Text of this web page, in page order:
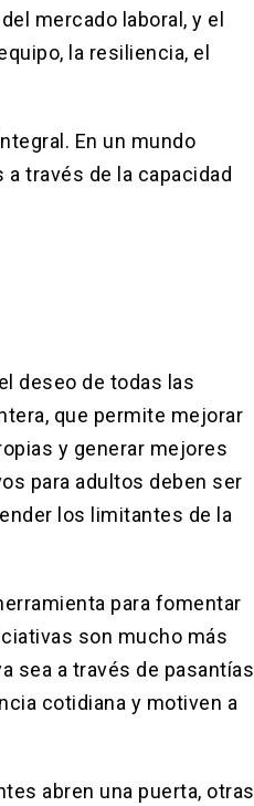
mercado laboral, y el
la resiliencia, el
En un mundo
través de la capacidad
deseo de todas las
que permite mejorar
y generar mejores
para adultos deben ser
los limitantes de la
para fomentar
son mucho más
sea a través de pasantías
cotidiana y motiven a
abren una puerta, otras